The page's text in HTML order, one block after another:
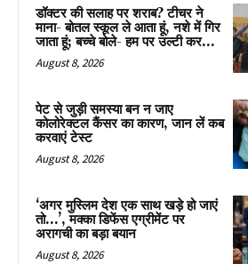
डॉक्टर की सलाह पर शराब? टीचर ने
माना- बोतल स्कूल ले आता हूं, नशे में गिर
जाता हूं; बच्चे बोले- हम पर उल्टी कर...
August 8, 2026
पेट से जुड़ी समस्या बन न जाए
कोलोरेक्टल कैंसर का कारण, जान लें कब
करवाएं टेस्ट
August 8, 2026
‘अगर मुस्लिम देश एक साथ खड़े हो जाएं
तो…’, मक्का डिफेंस एग्रीमेंट पर
अरागची का बड़ा बयान
August 8, 2026